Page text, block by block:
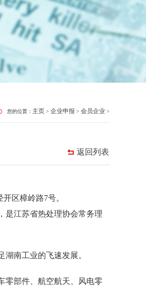
您的位置： 主页 > 企业申报 > 会员企业 >
返回列表
区樟岭路7号。
江苏省热处理协会常务理
南工业的飞速发展。
部件、航空航天、风电零